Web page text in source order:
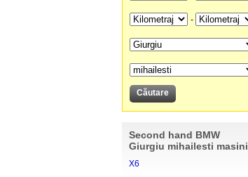
-
Second hand BMW
Giurgiu mihailesti masini
X6